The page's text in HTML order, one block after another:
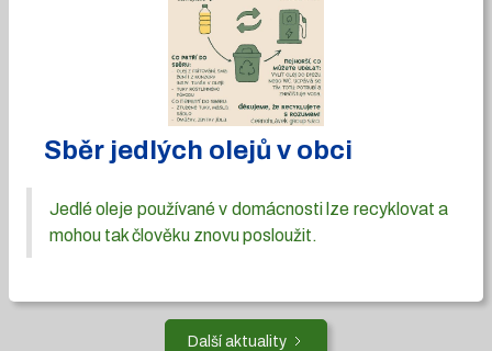
Sběr jedlých olejů v obci
Jedlé oleje používané v domácnosti lze recyklovat a
mohou tak člověku znovu posloužit.
Další aktuality